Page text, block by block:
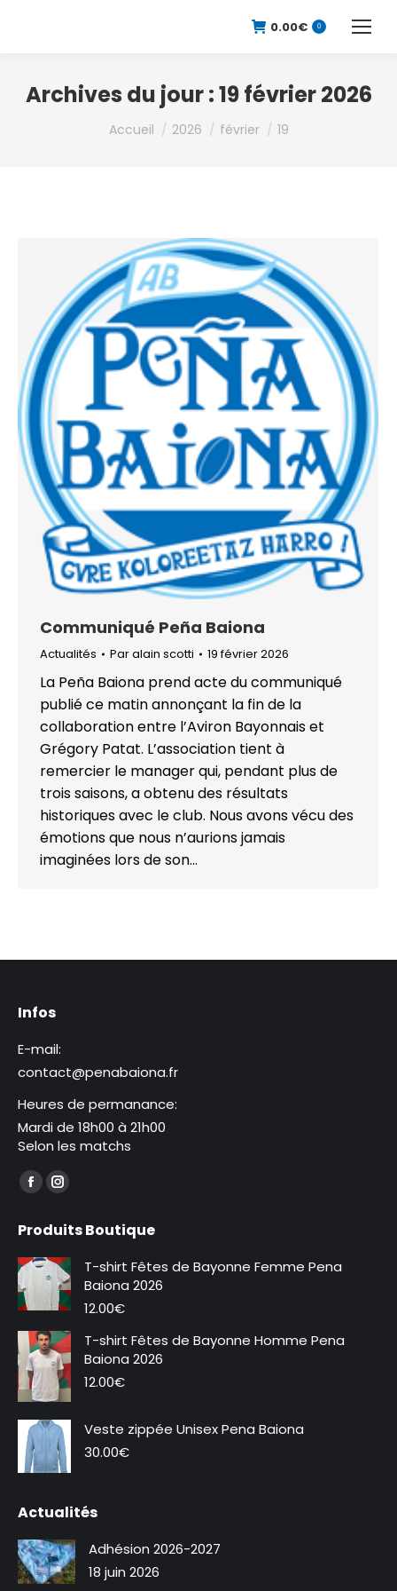
0.00€ 0
Archives du jour :19 février 2026
Vous êtes ici :
Accueil 2026 février 19
Communiqué Peña Baiona
Actualités Paralain scotti 19 février 2026
La Peña Baiona prend acte du communiqué
publié ce matin annonçant la fin de la
collaboration entre l’Aviron Bayonnais et
Grégory Patat. L’association tient à
remercier le manager qui, pendant plus de
trois saisons, a obtenu des résultats
historiques avec le club. Nous avons vécu des
émotions que nous n’aurions jamais
imaginées lors de son…
Infos
E-mail:
contact@penabaiona.fr
Heures de permanance:
Mardi de 18h00 à 21h00
Selon les matchs
Trouvez nous sur :
La
Facebook
s'ouvre
dans
une
nouvelle
fenêtre
La
Instagram
s'ouvre
dans
une
nouvelle
fenêtre
Produits Boutique
T-shirt Fêtes de Bayonne Femme Pena
Baiona 2026
12.00€
T-shirt Fêtes de Bayonne Homme Pena
Baiona 2026
12.00€
NouveautéVeste zippée Unisex Pena Baiona
30.00€
Actualités
Adhésion 2026-2027
18 juin 2026